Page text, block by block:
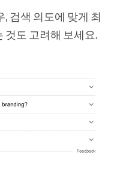
검색 의도에 맞게 최
것도 고려해 보세요.